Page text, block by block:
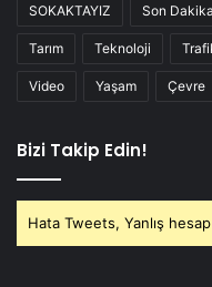
SOKAKTAYIZ Son Dakika
Tarım Teknoloji
Video Yaşam Çevre
Bizi Takip Edin!
Hata Tweets, Yanlış hesap